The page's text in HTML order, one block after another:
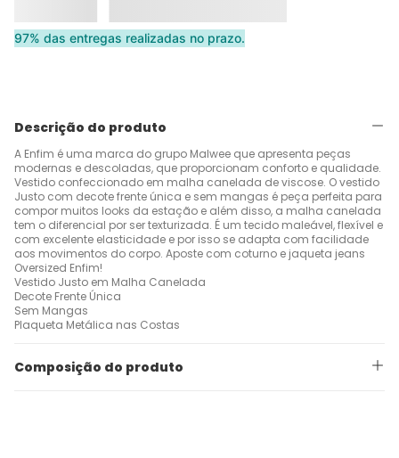
97% das entregas realizadas no prazo.
Descrição do produto
A Enfim é uma marca do grupo Malwee que apresenta peças
modernas e descoladas, que proporcionam conforto e qualidade.
Vestido confeccionado em malha canelada de viscose. O vestido
Justo com decote frente única e sem mangas é peça perfeita para
compor muitos looks da estação e além disso, a malha canelada
tem o diferencial por ser texturizada. É um tecido maleável, flexível e
com excelente elasticidade e por isso se adapta com facilidade
aos movimentos do corpo. Aposte com coturno e jaqueta jeans
Oversized Enfim!
Vestido Justo em Malha Canelada
Decote Frente Única
Sem Mangas
Plaqueta Metálica nas Costas
Composição do produto